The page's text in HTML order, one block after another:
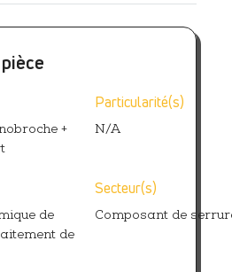
+
Particularité(s)
N/A
de
de
Secteur(s)
Composant de